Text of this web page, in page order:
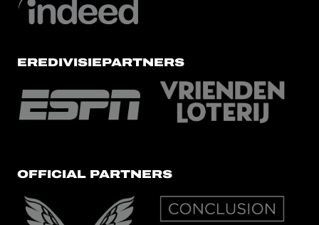
EREDIVISIEPARTNERS
OFFICIAL PARTNERS